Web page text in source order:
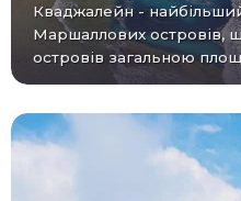
Кваджалейн - найбільший кораловий атол
Маршаллових островів,
островів загальною